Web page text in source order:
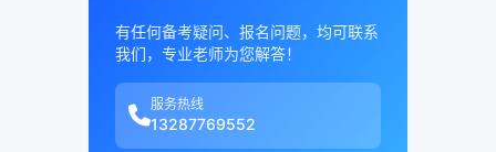
有任何备考疑问、报名问题，均可联系
我们，专业老师为您解答！
服务热线
13287769552